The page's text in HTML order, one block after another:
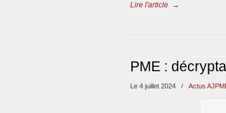
Lire l'article →
PME :
Le 4 juillet 2024 / Actus